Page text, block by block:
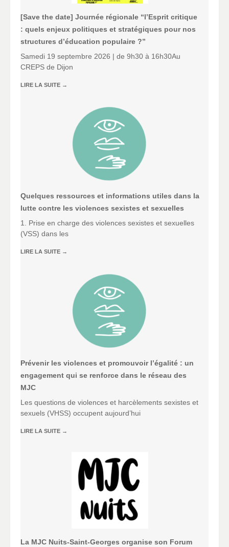
[Save the date] Journée régionale “l’Esprit critique
: quels enjeux politiques et stratégiques pour nos
structures d’éducation populaire ?”
Samedi 19 septembre 2026 | de 9h30 à 16h30Au
CREPS de Dijon
LIRE LA SUITE →
Quelques ressources et informations utiles dans la
lutte contre les violences sexistes et sexuelles
1. Prise en charge des violences sexistes et sexuelles
(VSS) dans les
LIRE LA SUITE →
Prévenir les violences et promouvoir l’égalité : un
engagement qui se renforce dans le réseau des
MJC
Les questions de violences et harcèlements sexistes et
sexuels (VHSS) occupent aujourd’hui
LIRE LA SUITE →
La MJC Nuits-Saint-Georges organise son Forum